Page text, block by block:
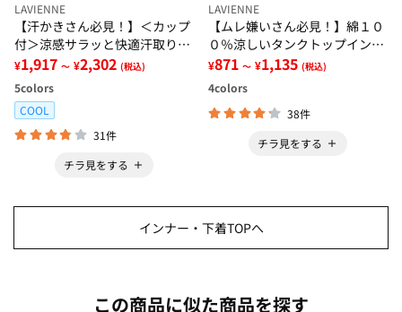
LAVIENNE
【汗かきさん必見！】＜カップ
付＞涼感サラッと快適汗取りタ
ンクトップインナー＜さらりラ
ボ＞
¥1,917 ～ ¥2,302 (税込)
5colors
COOL
31件
チラ見をする
LAVIENNE
【ムレ嫌いさん必見！】綿１０
０％涼しいタンクトップインナ
ー＜さらりラボ＞
¥871 ～ ¥1,135 (税込)
4colors
38件
チラ見をする
インナー・下着TOPへ
この商品に似た商品を探す